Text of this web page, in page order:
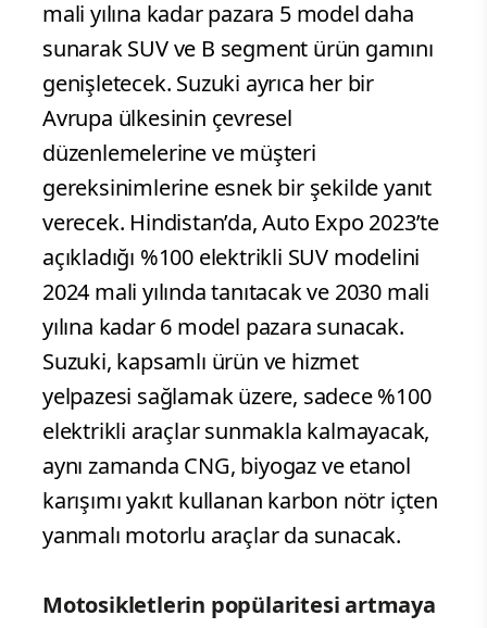
mali yılına kadar pazara 5 model daha
sunarak SUV ve B segment ürün gamını
genişletecek. Suzuki ayrıca her bir
Avrupa ülkesinin çevresel
düzenlemelerine ve müşteri
gereksinimlerine esnek bir şekilde yanıt
verecek. Hindistan’da, Auto Expo 2023’te
açıkladığı %100 elektrikli SUV modelini
2024 mali yılında tanıtacak ve 2030 mali
yılına kadar 6 model pazara sunacak.
Suzuki, kapsamlı ürün ve hizmet
yelpazesi sağlamak üzere, sadece %100
elektrikli araçlar sunmakla kalmayacak,
aynı zamanda CNG, biyogaz ve etanol
karışımı yakıt kullanan karbon nötr içten
yanmalı motorlu araçlar da sunacak.
Motosikletlerin popülaritesi artmaya